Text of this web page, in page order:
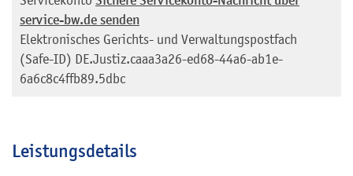
service-bw.de senden
Elektronisches Gerichts- und Verwaltungspostfach
(Safe-ID) DE.Justiz.caaa3a26-ed68-44a6-ab1e-
6a6c8c4ffb89.5dbc
Leistungsdetails